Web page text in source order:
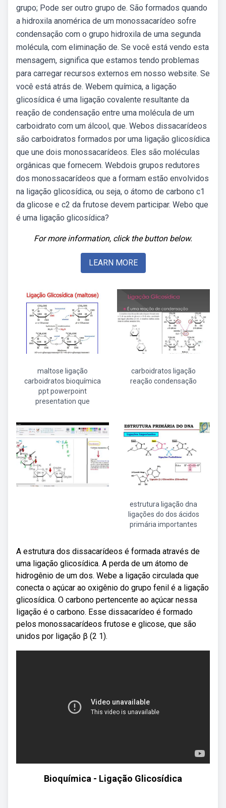
grupo; Pode ser outro grupo de. São formados quando
a hidroxila anomérica de um monossacarídeo sofre
condensação com o grupo hidroxila de uma segunda
molécula, com eliminação de. Se você está vendo esta
mensagem, significa que estamos tendo problemas
para carregar recursos externos em nosso website. Se
você está atrás de. Webem química, a ligação
glicosídica é uma ligação covalente resultante da
reação de condensação entre uma molécula de um
carboidrato com um álcool, que. Webos dissacarídeos
são carboidratos formados por uma ligação glicosídica
que une dois monossacarídeos. Eles são moléculas
orgânicas que fornecem. Webdois grupos redutores
dos monossacarídeos que a formam estão envolvidos
na ligação glicosídica, ou seja, o átomo de carbono c1
da glicose e c2 da frutose devem participar. Webo que
é uma ligação glicosídica?
For more information, click the button below.
LEARN MORE
maltose ligação
carboidratos bioquímica
ppt powerpoint
presentation que
carboidratos ligação
reação condensação
estrutura ligação dna
ligações do dos ácidos
primária importantes
A estrutura dos dissacarídeos é formada através de
uma ligação glicosídica. A perda de um átomo de
hidrogênio de um dos. Webe a ligação circulada que
conecta o açúcar ao oxigênio do grupo fenil é a ligação
glicosídica. O carbono pertencente ao açúcar nessa
ligação é o carbono. Esse dissacarídeo é formado
pelos monossacarídeos frutose e glicose, que são
unidos por ligação β (2 1).
Bioquímica - Ligação Glicosídica